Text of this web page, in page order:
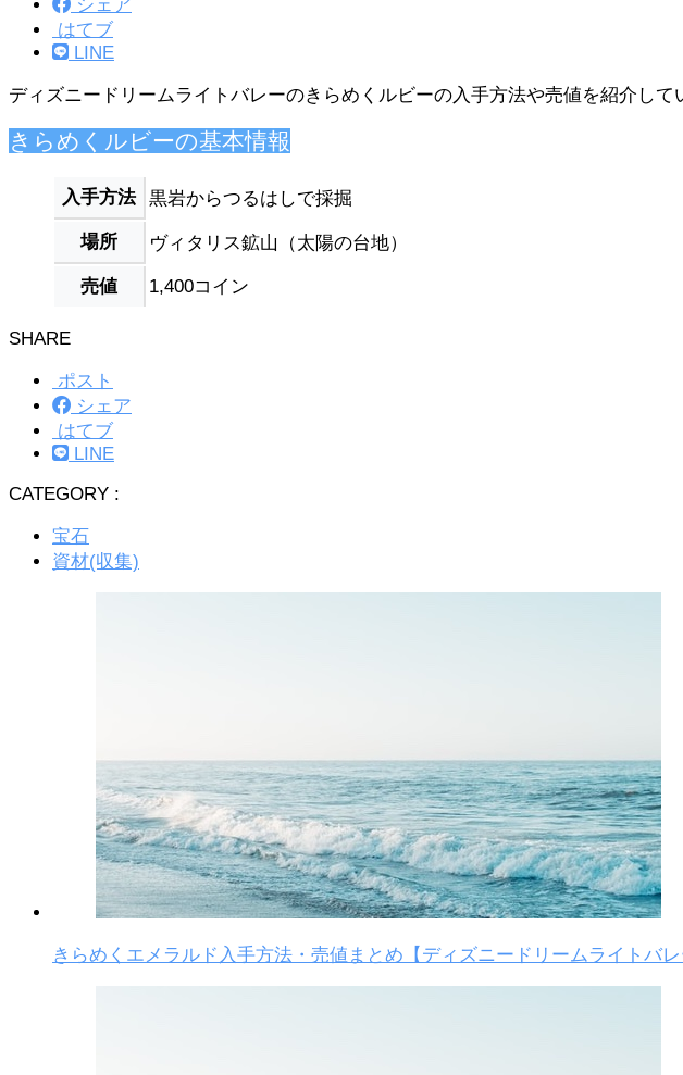
シェア
はてブ
LINE
ディズニードリームライトバレーのきらめくルビーの入手方法や売値を紹介して
きらめくルビーの基本情報
入手方法 黒岩からつるはしで採掘
場所 ヴィタリス鉱山（太陽の台地）
売値 1,400コイン
SHARE
ポスト
シェア
はてブ
LINE
CATEGORY :
宝石
資材(収集)
きらめくエメラルド入手方法・売値まとめ【ディズニードリームライトバレ